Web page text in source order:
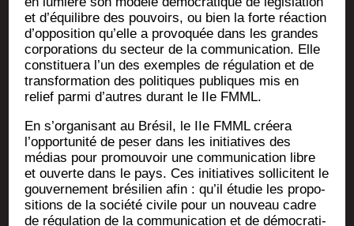
et d’équilibre des pou­voirs, ou bien la forte réac­tion
d’opposition qu’elle a pro­vo­quée dans les grandes
cor­po­ra­tions du sec­teur de la com­mu­ni­ca­tion. Elle
consti­tue­ra l’un des exemples de régu­la­tion et de
trans­for­ma­tion des poli­tiques publiques mis en
relief par­mi d’autres durant le IIe FMML.
En s’organisant au Bré­sil, le IIe FMML crée­ra
l’opportunité de peser dans les ini­tia­tives des
médias pour pro­mou­voir une com­mu­ni­ca­tion libre
et ouverte dans le pays. Ces ini­tia­tives sol­li­citent le
gou­ver­ne­ment bré­si­lien afin : qu’il étu­die les pro­po­
si­tions de la socié­té civile pour un nou­veau cadre
de régu­la­tion de la com­mu­ni­ca­tion et de démo­cra­ti­